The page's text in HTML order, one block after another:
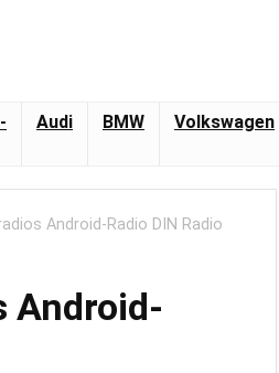
Audi BMW Volkswagen
Android-Radio DIN Radio
Android-